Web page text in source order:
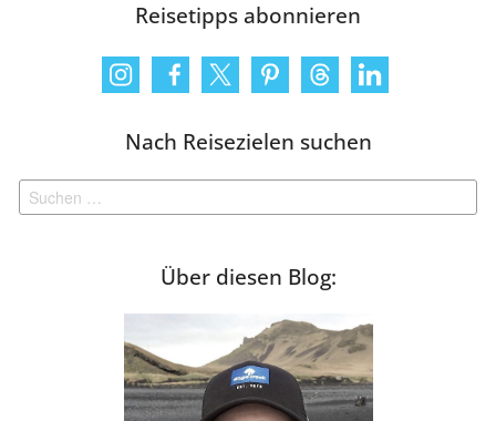
Reisetipps abonnieren
Nach Reisezielen suchen
nach:
Über diesen Blog: